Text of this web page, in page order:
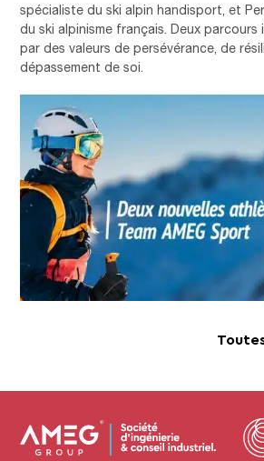
spécialiste du ski alpin handisport, et
du ski alpinisme français. Deux
par des valeurs de persévérance, de
dépassement de soi.